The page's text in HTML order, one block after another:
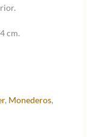
cm.
, Monederos,